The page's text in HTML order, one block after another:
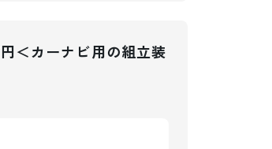
＜カーナビ用の組立装